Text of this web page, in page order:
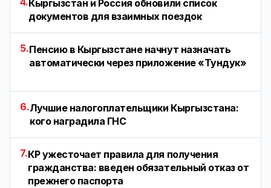
Кыргызстан и Россия обновили список
документов для взаимных поездок
5.Пенсию в Кыргызстане начнут назначать
автоматически через приложение «Тундук»
6.Лучшие налогоплательщики Кыргызстана:
кого наградила ГНС
7.КР ужесточает правила для получения
гражданства: введен обязательный отказ от
прежнего паспорта